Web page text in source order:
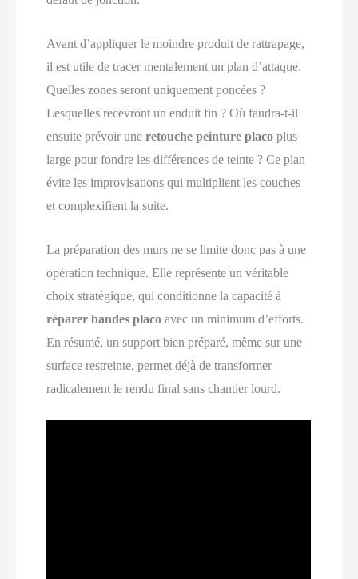
Avant d’appliquer le moindre produit de rattrapage,
il est utile de tracer mentalement un plan d’attaque.
Quelles zones seront uniquement poncées ?
Lesquelles recevront un enduit fin ? Où faudra‑t‑il
ensuite prévoir uneretouche peinture placo plus
large pour fondre les différences de teinte ? Ce plan
évite les improvisations qui multiplient les couches
et complexifient la suite.
La préparation des murs ne se limite donc pas à une
opération technique. Elle représente un véritable
choix stratégique, qui conditionne la capacité à
réparer bandes placo avec un minimum d’efforts.
En résumé, un support bien préparé, même sur une
surface restreinte, permet déjà de transformer
radicalement le rendu final sans chantier lourd.